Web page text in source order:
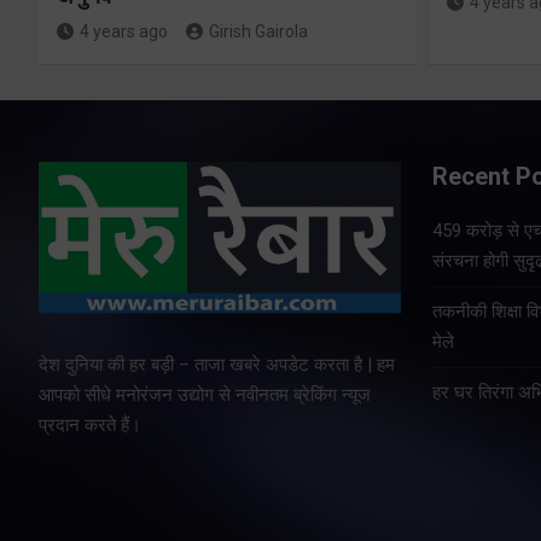
4 years ago Girish Gairola
देश दुनिया की हर बड़ी – ताजा खबरे अपडेट करता है | हम
आपको सीधे मनोरंजन उद्योग से नवीनतम ब्रेकिंग न्यूज
प्रदान करते हैं।
Recent
459 करोड़ से
संरचना होगी
तकनीकी शिक्षा
मेले
हर घर तिरंगा